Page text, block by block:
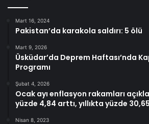
Mart 16, 2024
Pakistan’da karakola saldırı: 5 ölü
Mart 9, 2026
Üsküdar’da Deprem Haftası’nda
Programı
Şubat 4, 2026
Ocak ayı enflasyon rakamları
yüzde 4,84 arttı, yıllıkta yüzde
Nisan 8, 2023